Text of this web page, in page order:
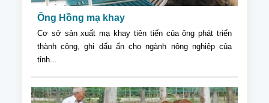
Ông Hồng mạ khay
Cơ sở sản xuất mạ khay tiên tiến của ông phát triển
thành công, ghi dấu ấn cho ngành nông nghiệp của
tỉnh...